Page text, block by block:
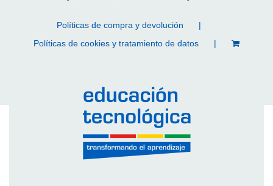
Políticas de compra y devolución
Políticas de cookies y tratamiento de datos